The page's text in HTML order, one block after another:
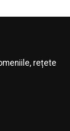
rețete